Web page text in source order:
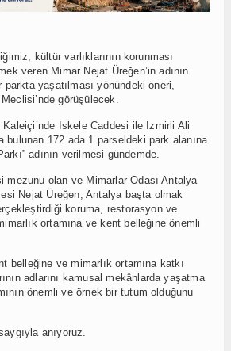
kültür varlıklarının korunması
veren Mimar Nejat Üreğen’in adının
parkta yaşatılması yönündeki öneri,
görüşülecek.
İskele Caddesi ile İzmirli Ali
bulunan 172 ada 1 parseldeki park alanına
adının verilmesi gündemde.
mezunu olan ve Mimarlar Odası Antalya
Nejat Üreğen; Antalya başta olmak
koruma, restorasyon ve
ortamına ve kent belleğine önemli
belleğine ve mimarlık ortamına katkı
adlarını kamusal mekânlarda yaşatma
önemli ve örnek bir tutum olduğunu
anıyoruz.